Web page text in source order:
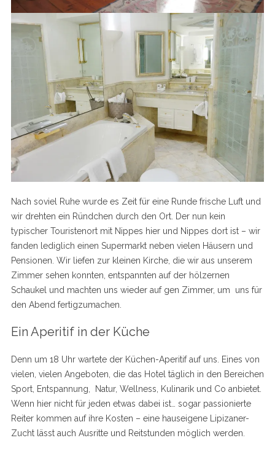
Nach soviel Ruhe wurde es Zeit für eine Runde frische Luft und
wir drehten ein Ründchen durch den Ort. Der nun kein
typischer Touristenort mit Nippes hier und Nippes dort ist – wir
fanden lediglich einen Supermarkt neben vielen Häusern und
Pensionen. Wir liefen zur kleinen Kirche, die wir aus unserem
Zimmer sehen konnten, entspannten auf der hölzernen
Schaukel und machten uns wieder auf gen Zimmer, um uns für
den Abend fertigzumachen.
Ein Aperitif in der Küche
Denn um 18 Uhr wartete der Küchen-Aperitif auf uns. Eines von
vielen, vielen Angeboten, die das Hotel täglich in den Bereichen
Sport, Entspannung, Natur, Wellness, Kulinarik und Co anbietet.
Wenn hier nicht für jeden etwas dabei ist… sogar passionierte
Reiter kommen auf ihre Kosten – eine hauseigene Lipizaner-
Zucht lässt auch Ausritte und Reitstunden möglich werden.